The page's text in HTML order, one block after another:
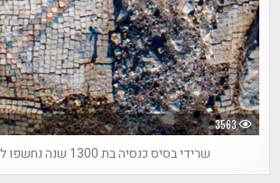
3563
שרידי בסיס כנסיה בת 1300 שנה נחשפו ליד הר תבור